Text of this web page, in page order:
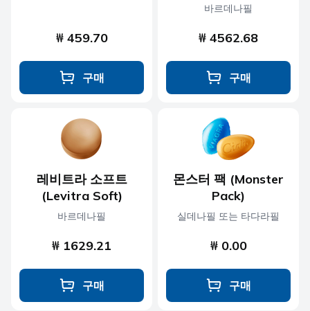
₩ 459.70
구매
바르데나필
₩ 4562.68
구매
레비트라 소프트
(Levitra Soft)
바르데나필
₩ 1629.21
구매
몬스터 팩 (Monster
Pack)
실데나필 또는 타다라필
₩ 0.00
구매